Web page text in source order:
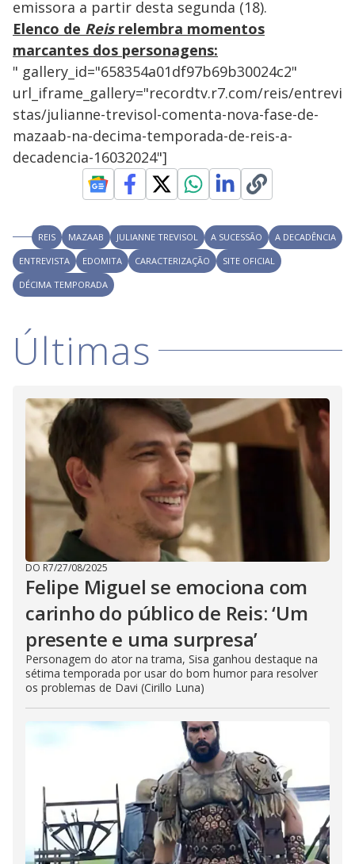
emissora a partir desta segunda (18).
Elenco de Reisrelembra momentos
marcantes dos personagens:
" gallery_id="658354a01df97b69b30024c2"
url_iframe_gallery="recordtv.r7.com/reis/entrevi
stas/julianne-trevisol-comenta-nova-fase-de-
mazaab-na-decima-temporada-de-reis-a-
decadencia-16032024"]
REIS MAZAAB JULIANNE TREVISOL A SUCESSÃO
A DECADÊNCIA
ENTREVISTA
EDOMITA CARACTERIZAÇÃO
SITE OFICIAL
DÉCIMA TEMPORADA
Últimas
DO R7/27/08/2025
Felipe Miguel se emociona com
carinho do público de Reis: ‘Um
presente e uma surpresa’
Personagem do ator na trama, Sisa ganhou destaque na
sétima temporada por usar do bom humor para resolver
os problemas de Davi (Cirillo Luna)